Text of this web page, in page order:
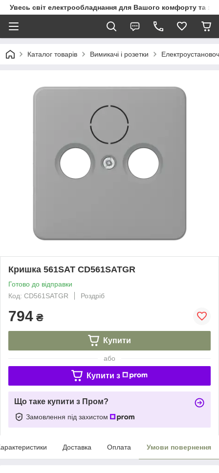
Увесь світ електрообладнання для Вашого комфорту та
Каталог товарів Вимикачі і розетки
Кришка 561SAT CD561SATGR
Готово до відправки
Код: CD561SATGR
Роздріб
794 ₴
Купити
або
Купити з
Що таке купити з Пром?
Замовлення під захистом
Доставка Оплата Умови повернення